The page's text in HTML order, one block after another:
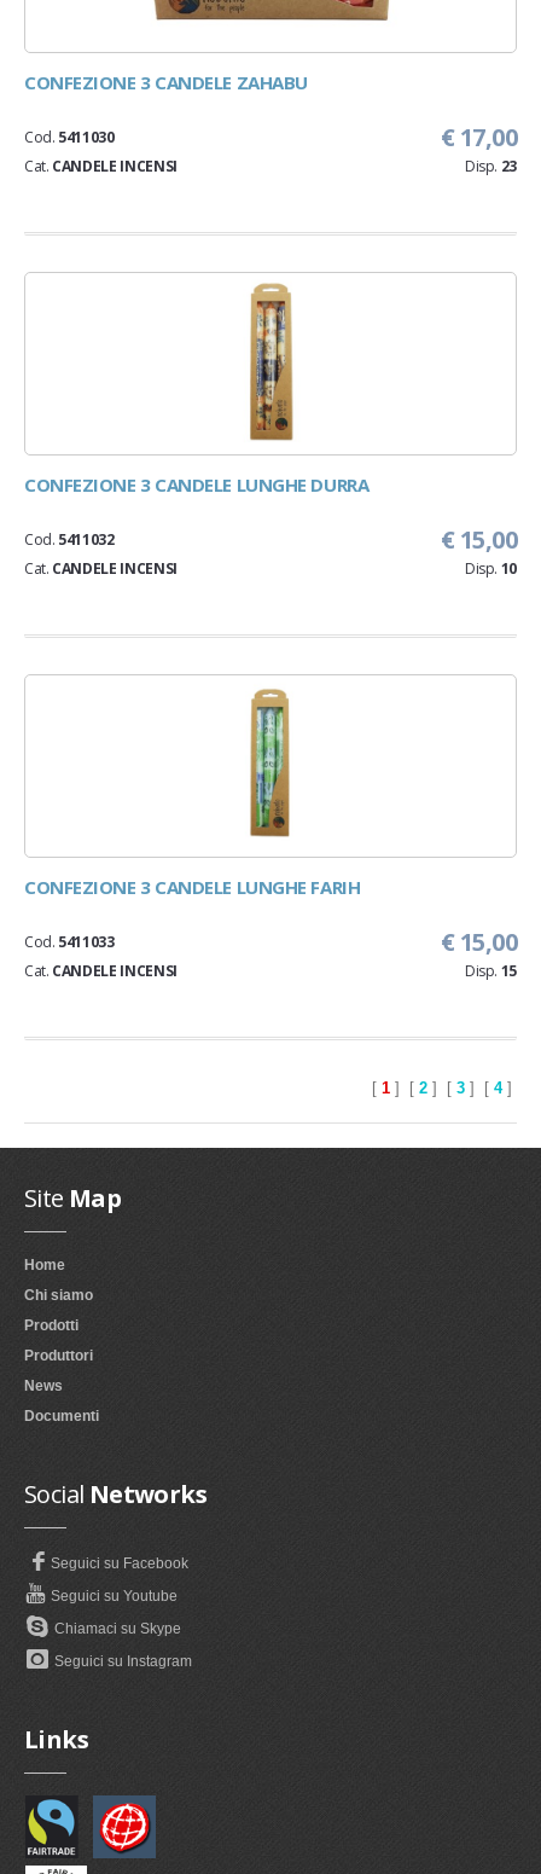
CONFEZIONE 3 CANDELE ZAHABU
€ 17,00
Cod. 5411030
Cat. CANDELE INCENSI Disp. 23
CONFEZIONE 3 CANDELE LUNGHE DURRA
€ 15,00
Cod. 5411032
Cat. CANDELE INCENSI Disp. 10
CONFEZIONE 3 CANDELE LUNGHE FARIH
€ 15,00
Cod. 5411033
Cat. CANDELE INCENSI Disp. 15
[ 1 ] [ 2 ] [ 3 ] [ 4]
Site Map
Home
Chi siamo
Prodotti
Produttori
News
Documenti
Social Networks
Seguici su Facebook
Seguici su Youtube
Chiamaci su Skype
Seguici su Instagram
Links